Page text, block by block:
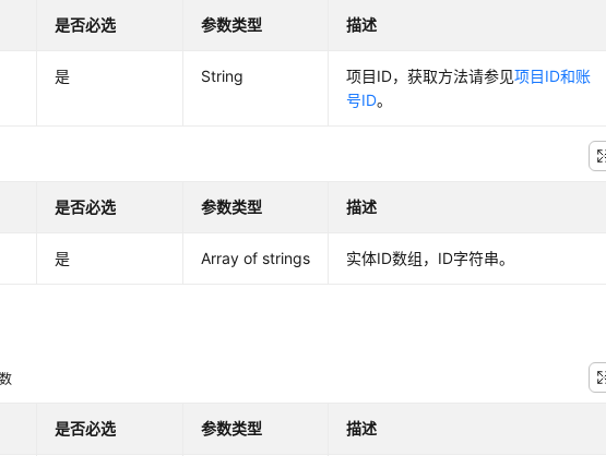
是否必选 参数类型 描述
是 String 项目ID，获取方法请参见项目ID和账
号ID。
是否必选 参数类型 描述
是 Array of strings 实体ID数组，ID字符串。
是否必选 参数类型 描述